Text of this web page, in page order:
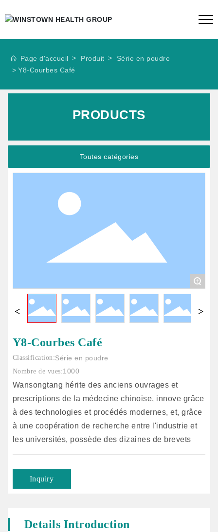
Page d'accueil Produit
Série en poudre
Y8-Courbes Café
PRODUCTS
Toutes catégories
+
Y8-Courbes Café
Classification:Série en poudre
Nombre de vues:1000
Wansongtang hérite des anciens ouvrages et
prescriptions de la médecine chinoise, innove grâce
à des technologies et procédés modernes, et, grâce
à une coopération de recherche entre l'industrie et
les universités, possède des dizaines de brevets
d'invention relatifs aux technologies de formulation
également mis au point des dizaines de gammes et
Inquiry
Details Introduction